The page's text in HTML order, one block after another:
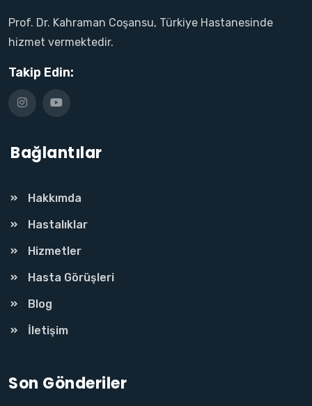
Prof. Dr. Kahraman Coşansu, Türkiye Hastanesinde
hizmet vermektedir.
Takip Edin:
Bağlantılar
Hakkımda
Hastalıklar
Hizmetler
Hasta Görüşleri
Blog
İletişim
Son Gönderiler